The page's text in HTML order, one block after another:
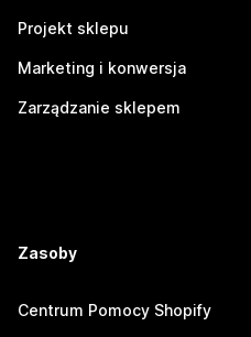
Projekt sklepu
Marketing i konwersja
Zarządzanie sklepem
Zasoby
Centrum Pomocy Shopify